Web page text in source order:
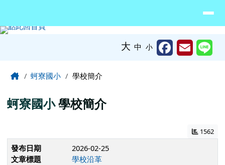
大 中 小
Home蚵寮國小 學校簡介
蚵寮國小學校簡介
1562
發布日期
2026-02-25
文章標題
學校沿革